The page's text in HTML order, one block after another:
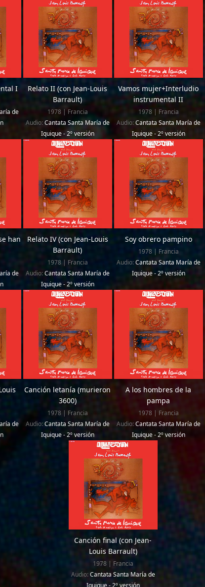
I
de
Relato II (con Jean-Louis
Barrault)
1978 | Francia
Audio:Cantata Santa María de
Iquique - 2º versión
Vamos mujer+Interludio
instrumental II
1978 | Francia
Audio:Cantata Santa María de
Iquique - 2º versión
han
de
Relato IV (con Jean-Louis
Barrault)
1978 | Francia
Audio:Cantata Santa María de
Iquique - 2º versión
Soy obrero pampino
1978 | Francia
Audio:Cantata Santa María de
Iquique - 2º versión
de
Canción letanía (murieron
3600)
1978 | Francia
Audio:Cantata Santa María de
Iquique - 2º versión
A los hombres de la
pampa
1978 | Francia
Audio:Cantata Santa María de
Iquique - 2º versión
Canción final (con Jean-
Louis Barrault)
1978 | Francia
Audio:Cantata Santa María de